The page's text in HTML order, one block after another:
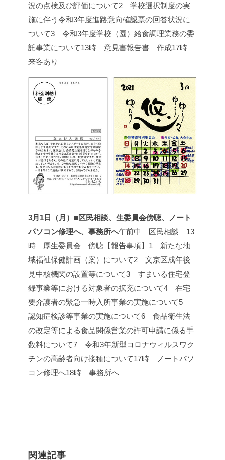
況の点検及び評価について2 学校選択制度の実
施に伴う令和3年度進路意向確認票の回答状況に
ついて3 令和3年度学校（園）給食調理業務の委
託事業について13時 意見書報告書 作成17時
来客あり
3月1日（月）■区民相談、生委員会傍聴、ノート
パソコン修理へ、事務所へ午前中 区民相談 13
時 厚生委員会 傍聴 【報告事項】 1 新たな地
域福祉保健計画（案）について2 文京区成年後
見中核機関の設置等について3 すまいる住宅登
録事業等における対象者の拡充について4 在宅
要介護者の緊急一時入所事業の実施について5
認知症検診等事業の実施について6 食品衛生法
の改定等による食品関係営業の許可申請に係る手
数料について7 令和3年新型コロナウィルスワク
チンの高齢者向け接種について17時 ノートパソ
コン修理へ18時 事務所へ
関連記事